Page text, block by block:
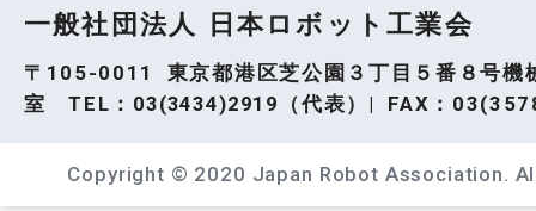
一般社団法人 日本ロボット工業会
〒105-0011 東京都港区芝公園３丁目５番８号機
室 TEL： 03(3434)2919 （代表）| FAX：
Copyright © 2020 Japan Robot Association.